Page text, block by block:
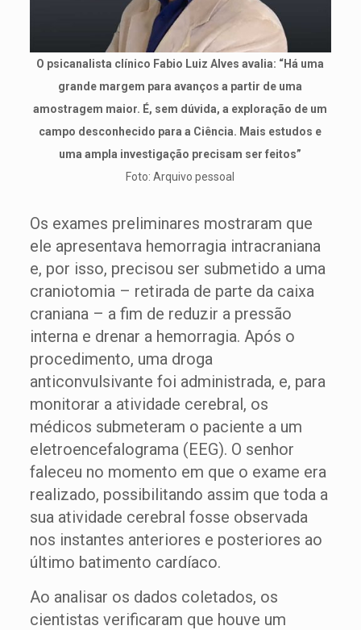
O psicanalista clínico Fabio Luiz Alves avalia: “Há uma
grande margem para avanços a partir de uma
amostragem maior. É, sem dúvida, a exploração de um
campo desconhecido para a Ciência. Mais estudos e
uma ampla investigação precisam ser feitos”
Foto: Arquivo pessoal
Os exames preliminares mostraram que
ele apresentava hemorragia intracraniana
e, por isso, precisou ser submetido a uma
craniotomia – retirada de parte da caixa
craniana – a fim de reduzir a pressão
interna e drenar a hemorragia. Após o
procedimento, uma droga
anticonvulsivante foi administrada, e, para
monitorar a atividade cerebral, os
médicos submeteram o paciente a um
eletroencefalograma (EEG). O senhor
faleceu no momento em que o exame era
realizado, possibilitando assim que toda a
sua atividade cerebral fosse observada
nos instantes anteriores e posteriores ao
último batimento cardíaco.
Ao analisar os dados coletados, os
cientistas verificaram que houve um